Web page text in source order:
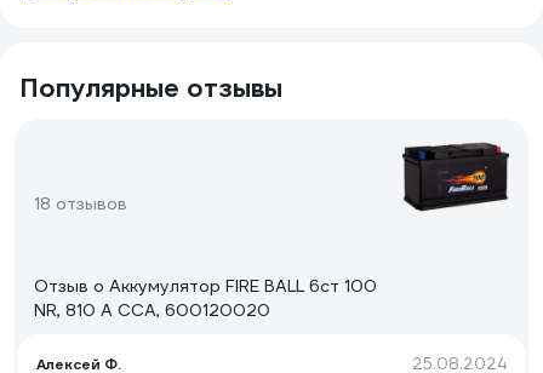
Популярные отзывы
18 отзывов
Отзыв о Аккумулятор FIRE BALL 6ст 100
NR, 810 А CCA, 600120020
Алексей Ф. 25.08.2024